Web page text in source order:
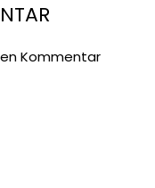
Kommentar